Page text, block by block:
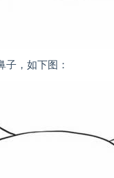
子，如下图：